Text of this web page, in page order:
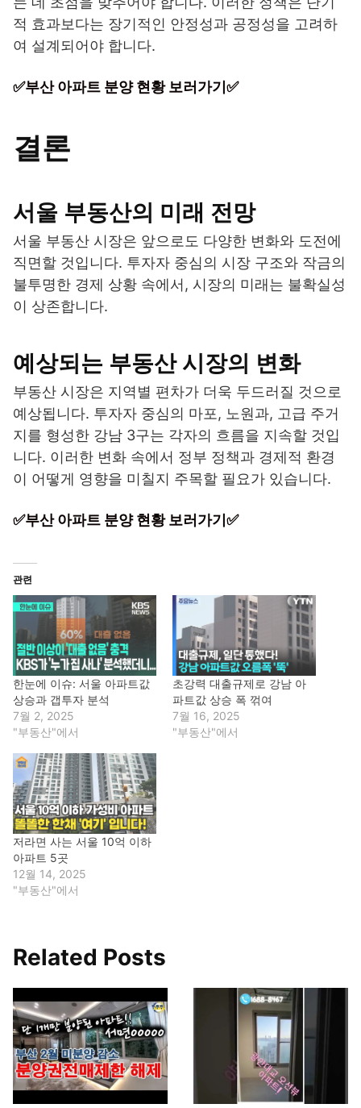
적 효과보다는 장기적인 안정성과 공정성을 고려하
여 설계되어야 합니다.
✅부산 아파트 분양 현황 보러가기✅
결론
서울 부동산의 미래 전망
서울 부동산 시장은 앞으로도 다양한 변화와 도전에
직면할 것입니다. 투자자 중심의 시장 구조와 작금의
불투명한 경제 상황 속에서, 시장의 미래는 불확실성
이 상존합니다.
예상되는 부동산 시장의 변화
부동산 시장은 지역별 편차가 더욱 두드러질 것으로
예상됩니다. 투자자 중심의 마포, 노원과, 고급 주거
지를 형성한 강남 3구는 각자의 흐름을 지속할 것입
니다. 이러한 변화 속에서 정부 정책과 경제적 환경
이 어떻게 영향을 미칠지 주목할 필요가 있습니다.
✅부산 아파트 분양 현황 보러가기✅
관련
한눈에 이슈: 서울 아파트값
상승과 갭투자 분석
7월 2, 2025
"부동산"에서
초강력 대출규제로 강남 아
파트값 상승 폭 꺾여
7월 16, 2025
"부동산"에서
저라면 사는 서울 10억 이하
아파트 5곳
12월 14, 2025
"부동산"에서
Related Posts